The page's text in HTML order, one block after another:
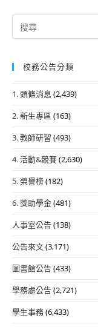
Search
for:
校務公告分類
1. 頭條消息 (2,439)
2. 新生專區 (163)
3. 教師研習 (493)
4. 活動&競賽(2,630)
5. 榮譽榜(182)
6. 獎助學金(481)
人事室公告(138)
公告來文(3,171)
圖書館公告(433)
學務處公告(2,721)
學生事務(6,433)